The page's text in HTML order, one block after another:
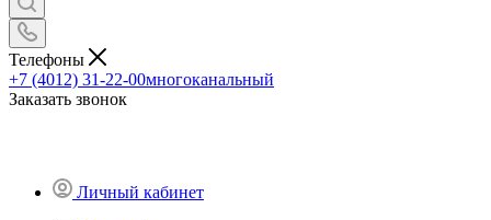
Телефоны
+7 (4012) 31-22-00многоканальный
Заказать звонок
Личный кабинет